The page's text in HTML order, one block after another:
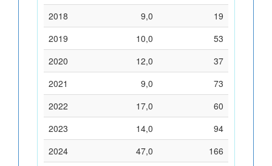
2018
9,0
19
2019
10,0
53
2020
12,0
37
2021
9,0
73
2022
17,0
60
2023
14,0
94
2024
47,0
166